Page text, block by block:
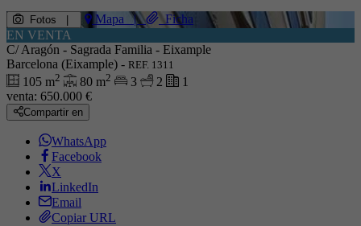
Fotos Mapa |
Ficha
EN VENTA
C/ Aragón - Sagrada Familia - Eixample
Barcelona (Eixample) - REF. 1311
105 m2 80 m2 3 2
1
venta: 650.000 €
Compartir en
WhatsApp
Facebook
X
LinkedIn
Email
Copiar URL